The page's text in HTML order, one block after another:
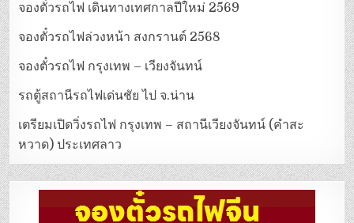
จองตั๋วรถไฟ เดินทางเทศกาลปีใหม่ 2569
จองตั๋วรถไฟล่วงหน้า สงกรานต์ 2568
จองตั๋วรถไฟ กรุงเทพ – เวียงจันทน์
รถตู้สถานีรถไฟเด่นชัย ไป จ.น่าน
เตรียมเปิดวิ่งรถไฟ กรุงเทพ – สถานีเวียงจันทน์ (คำสะ
หวาด) ประเทศลาว